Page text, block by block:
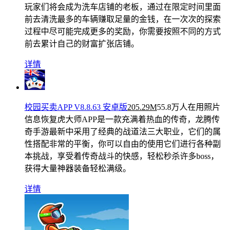
玩家们将会成为洗车店铺的老板，通过在限定时间里面
前去清洗最多的车辆赚取足量的金钱，在一次次的探索
过程中尽可能完成更多的奖励，你需要按照不同的方式
前去累计自己的财富扩张店铺。
详情
校园买卖APP V8.8.63 安卓版205.29M55.8万人在用 照片
信息恢复虎大师APP是一款充满着热血的传奇，龙腾传
奇手游最新中采用了经典的战道法三大职业，它们的属
性搭配非常的平衡，你可以自由的使用它们进行各种副
本挑战，享受着传奇战斗的快感，轻松秒杀许多boss，
获得大量神器装备轻松满级。
详情